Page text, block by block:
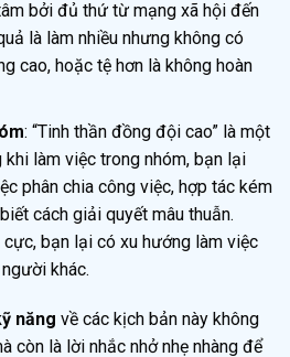
bởi đủ thứ từ mạng xã hội đến
là làm nhiều nhưng không có
cao, hoặc tệ hơn là không hoàn
: “Tinh thần đồng đội cao” là một
làm việc trong nhóm, bạn lại
phân chia công việc, hợp tác kém
cách giải quyết mâu thuẫn.
bạn lại có xu hướng làm việc
khác.
năng về các kịch bản này không
còn là lời nhắc nhở nhẹ nhàng để